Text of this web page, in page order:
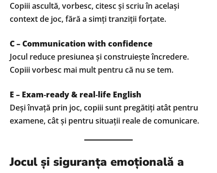
Copiii ascultă, vorbesc, citesc și scriu în același
context de joc, fără a simți tranziții forțate.
C – Communication with confidence
Jocul reduce presiunea și construiește încredere.
Copiii vorbesc mai mult pentru că nu se tem.
E – Exam‑ready & real‑life English
Deși învață prin joc, copiii sunt pregătiți atât pentru
examene, cât și pentru situații reale de comunicare.
Jocul și siguranța emoțională a